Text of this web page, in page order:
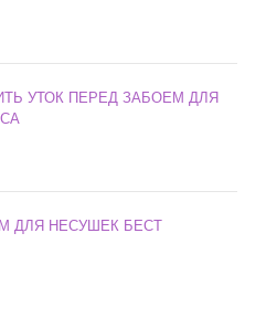
УТОК ПЕРЕД ЗАБОЕМ ДЛЯ
ДЛЯ НЕСУШЕК БЕСТ